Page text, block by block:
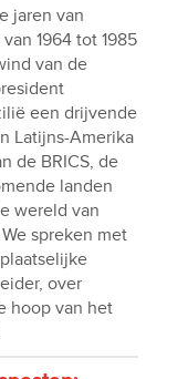
jaren van
1964 tot 1985
van de
een drijvende
Latijns-Amerika
de BRICS, de
landen
wereld van
spreken met
over
hoop van het